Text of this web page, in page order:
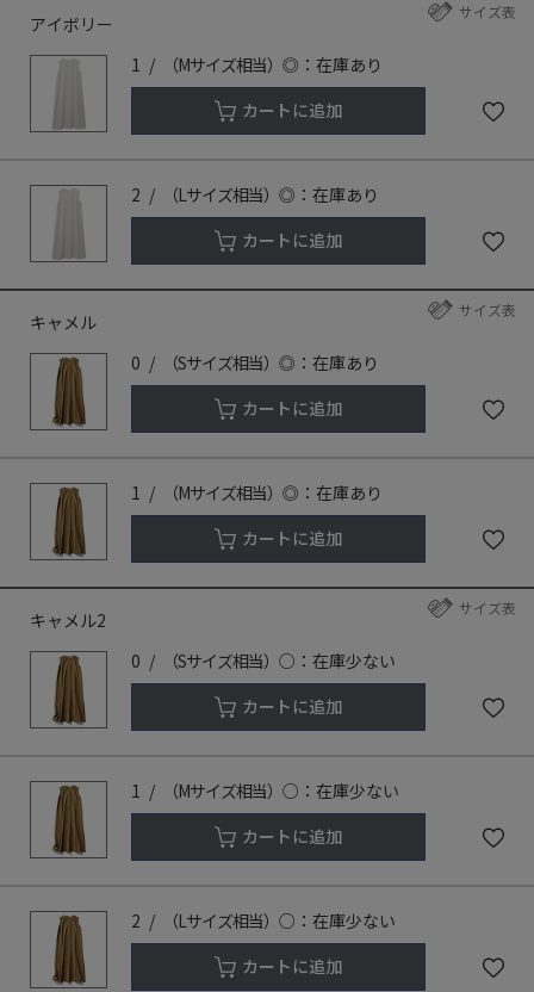
サイズ表
アイボリー
1
（Mサイズ相当） ◎：在庫あり
カートに追加
2 （Lサイズ相当） ◎：在庫あり
カートに追加
サイズ表
キャメル
0
（Sサイズ相当） ◎：在庫あり
カートに追加
1 （Mサイズ相当） ◎：在庫あり
カートに追加
サイズ表
キャメル2
0
（Sサイズ相当） ○：在庫少ない
カートに追加
1 （Mサイズ相当） ○：在庫少ない
カートに追加
2 （Lサイズ相当） ○：在庫少ない
カートに追加